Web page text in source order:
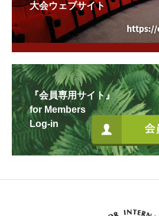
大会ウェブサイト
『会員専用サイト』
for Members
Log-in